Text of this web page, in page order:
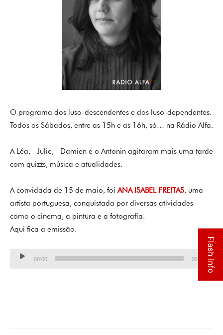
O programa dos luso-descendentes e dos luso-dependentes.
Todos os Sábados, entre as 15h e as 16h, só… na Rádio Alfa.
A Léa, Julie, Damien e o Antonin agitaram mais uma tarde
com quizzs, música e atualidades.
A convidada de 15 de maio, foiANA ISABEL FREITAS, uma
artista portuguesa, conquistada por diversas atividades
como o cinema, a pintura e a fotografia.
Aqui fica a emissão.
Lecteur
00:00 00:00 Flash Info